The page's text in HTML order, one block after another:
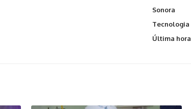
Sonora
Tecnologia
Última hora